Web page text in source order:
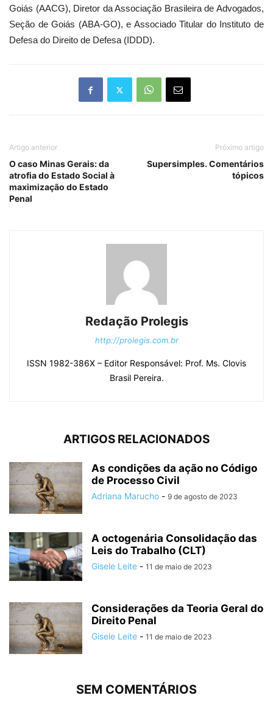
Goiás (AACG), Diretor da Associação Brasileira de Advogados,
Seção de Goiás (ABA-GO), e Associado Titular do Instituto de
Defesa do Direito de Defesa (IDDD).
Artigo anterior
O caso Minas Gerais: da
atrofia do Estado Social à
maximização do Estado
Penal
Próximo artigo
Supersimples. Comentários
tópicos
Redação Prolegis
http://prolegis.com.br
ISSN 1982-386X – Editor Responsável: Prof. Ms. Clovis
Brasil Pereira.
ARTIGOS RELACIONADOS
As condições da ação no Código
de Processo Civil
Adriana Marucho - 9 de agosto de 2023
A octogenária Consolidação das
Leis do Trabalho (CLT)
Gisele Leite - 11 de maio de 2023
Considerações da Teoria Geral do
Direito Penal
Gisele Leite - 11 de maio de 2023
SEM COMENTÁRIOS